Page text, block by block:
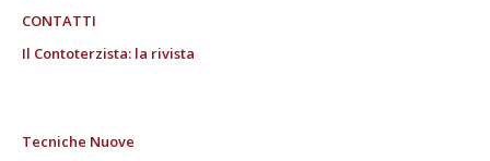
CONTATTI
Il Contoterzista: la rivista
Tecniche Nuove